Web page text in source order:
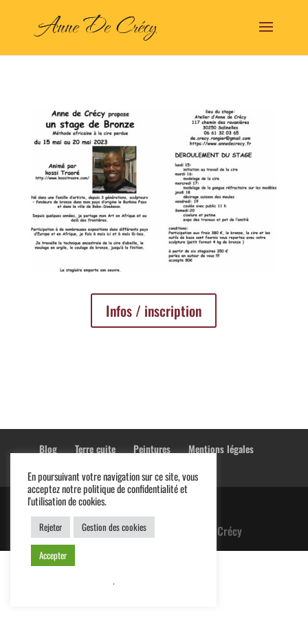
Infos / inscription
Blog Terre cuite Peintures
Mentions légales
© 2026 Anne De Crécy
En poursuivant votre navigation sur ce site, vous
acceptez notre politique de confidentialité et
l'utilisation de cookies.
Rejeter Gestion des cookies
Accepter
.